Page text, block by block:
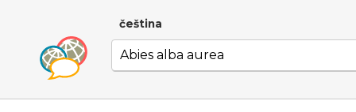
čeština